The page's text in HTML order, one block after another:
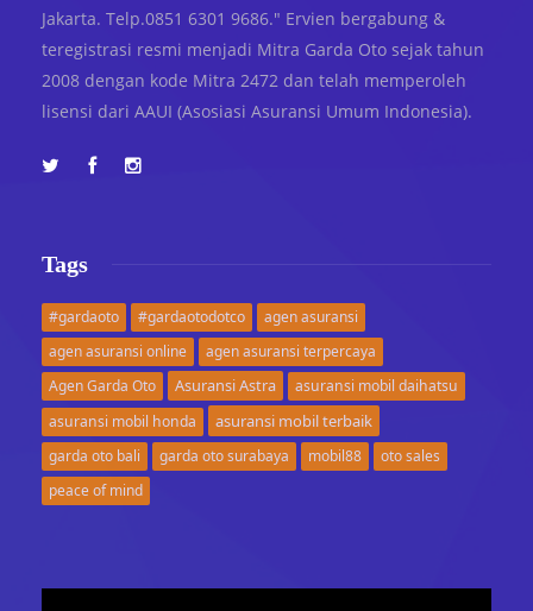
Jakarta. Telp.0851 6301 9686." Ervien bergabung &
teregistrasi resmi menjadi Mitra Garda Oto sejak tahun
2008 dengan kode Mitra 2472 dan telah memperoleh
lisensi dari AAUI (Asosiasi Asuransi Umum Indonesia).
Tags
#gardaoto #gardaotodotco
agen asuransi
agen asuransi online
agen asuransi terpercaya
Agen Garda Oto
Asuransi Astra
asuransi mobil daihatsu
asuransi mobil honda
asuransi mobil terbaik
garda oto bali garda oto surabaya mobil88
oto sales
peace of mind